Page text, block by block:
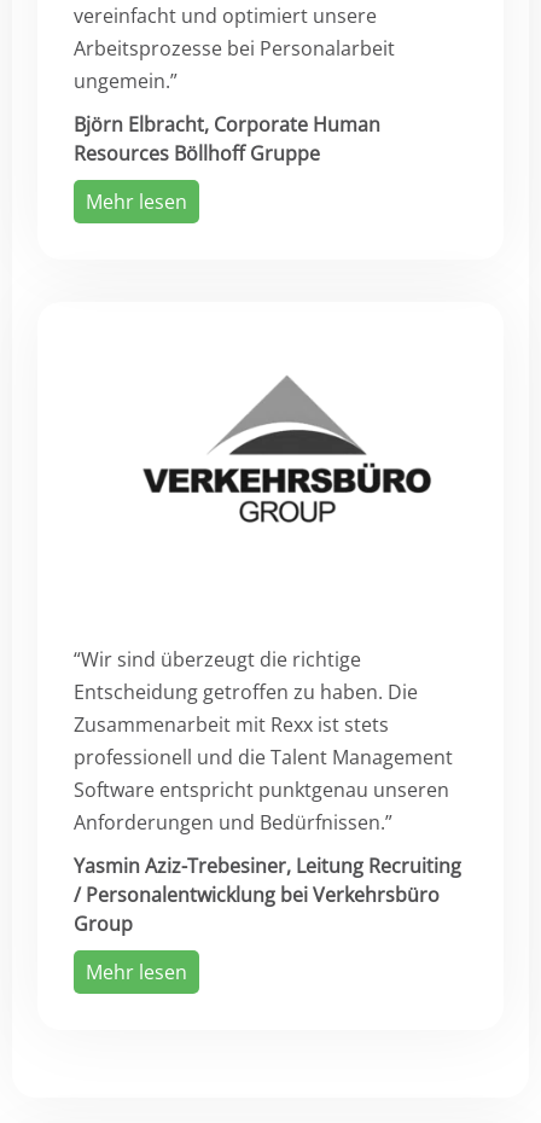
vereinfacht und optimiert unsere
Arbeitsprozesse bei Personalarbeit
ungemein.”
Björn Elbracht, Corporate Human
Resources Böllhoff Gruppe
Mehr lesen
“Wir sind überzeugt die richtige
Entscheidung getroffen zu haben. Die
Zusammenarbeit mit Rexx ist stets
professionell und die Talent Management
Software entspricht punktgenau unseren
Anforderungen und Bedürfnissen.”
Yasmin Aziz-Trebesiner, Leitung Recruiting
/ Personalentwicklung bei Verkehrsbüro
Group
Mehr lesen